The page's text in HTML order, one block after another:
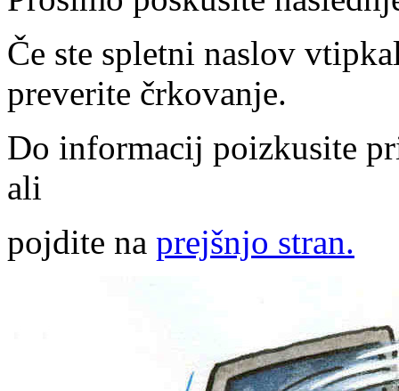
Če ste spletni naslov
preverite črkovanje.
Do informacij poizkusite
ali
pojdite na prejšnjo stran.